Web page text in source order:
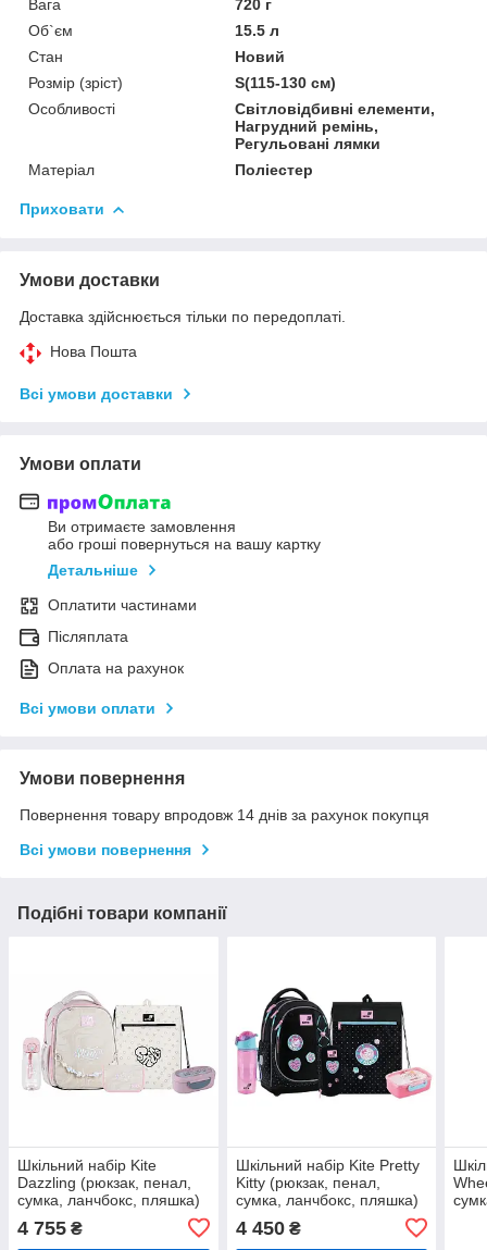
Вага
720 г
Об`єм
15.5 л
Стан
Новий
Розмір (зріст)
S(115-130 см)
Особливості
Світловідбивні елементи,
Нагрудний ремінь,
Регульовані лямки
Матеріал
Поліестер
Приховати
Умови доставки
Доставка здійснюється тільки по передоплаті.
Нова Пошта
Всі умови доставки
Умови оплати
Ви отримаєте замовлення
або гроші повернуться на вашу картку
Детальніше
Оплатити частинами
Післяплата
Оплата на рахунок
Всі умови оплати
Умови повернення
Повернення товару впродовж 14 днів за рахунок покупця
Всі умови повернення
Подібні товари компанії
Шкільний набір Kite
Dazzling (рюкзак, пенал,
сумка, ланчбокс, пляшка)
555S-2 (5)
4 755 ₴
Шкільний набір Kite Pretty
Kitty (рюкзак, пенал,
сумка, ланчбокс, пляшка)
724S-1 (5)
4 450₴